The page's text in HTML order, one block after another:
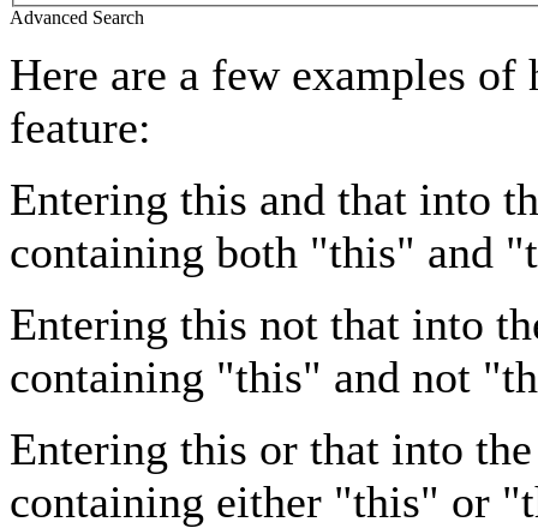
Advanced Search
Here are a few examples of
feature:
Entering this and that into
containing both "this" and
Entering this not that into
containing "this" and not
Entering this or that into
containing either "this" or